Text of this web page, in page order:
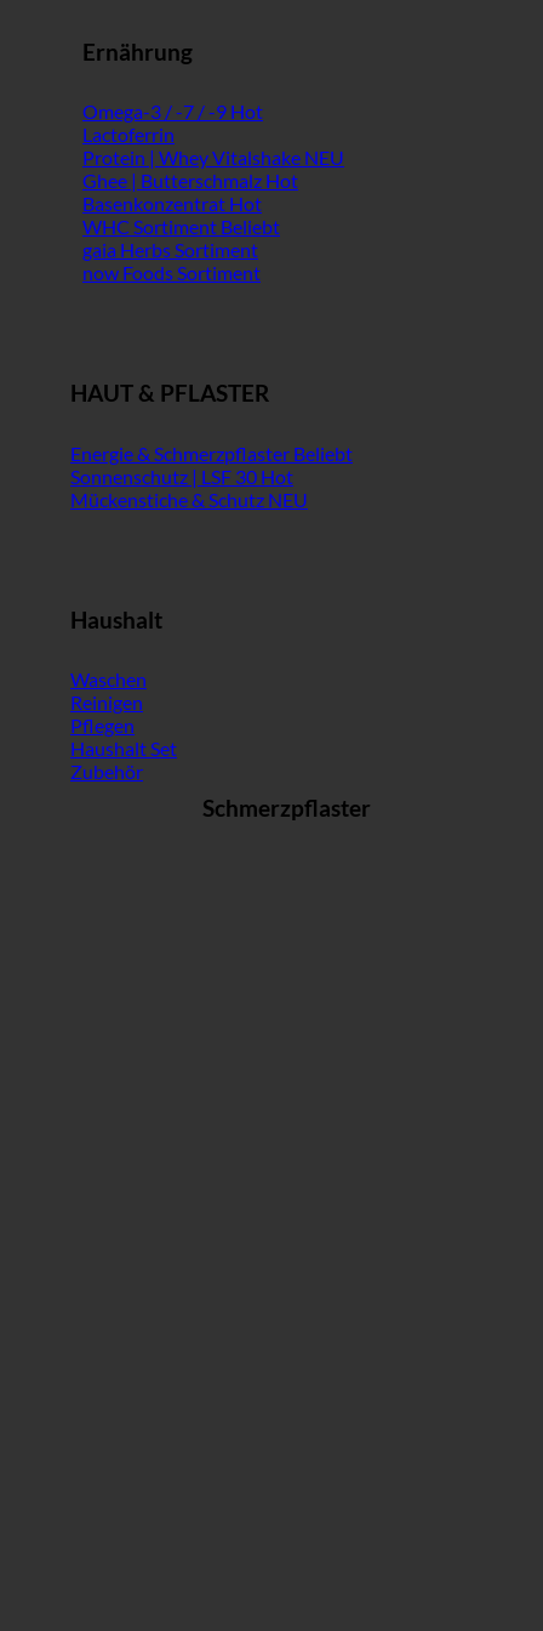
Ernährung
Omega-3 / -7 / -9
Lactoferrin
Protein | Whey Vitalshake
Ghee | Butterschmalz
Basenkonzentrat
WHC Sortiment
gaia Herbs Sortiment
now Foods Sortiment
HAUT & PFLASTER
Energie & Schmerzpflaster
Sonnenschutz | LSF 30
Mückenstiche & Schutz
Haushalt
Waschen
Reinigen
Pflegen
Haushalt Set
Zubehör
Schmerzpflaster